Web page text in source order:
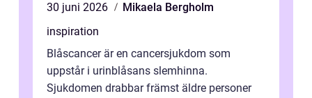
30 juni 2026
Mikaela Bergholm
inspiration
Blåscancer är en cancersjukdom som
uppstår i urinblåsans slemhinna.
Sjukdomen drabbar främst äldre personer